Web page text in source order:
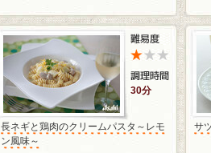
30分
長ネギと鶏肉のクリームパスタ～レモ
ン風味～
サ